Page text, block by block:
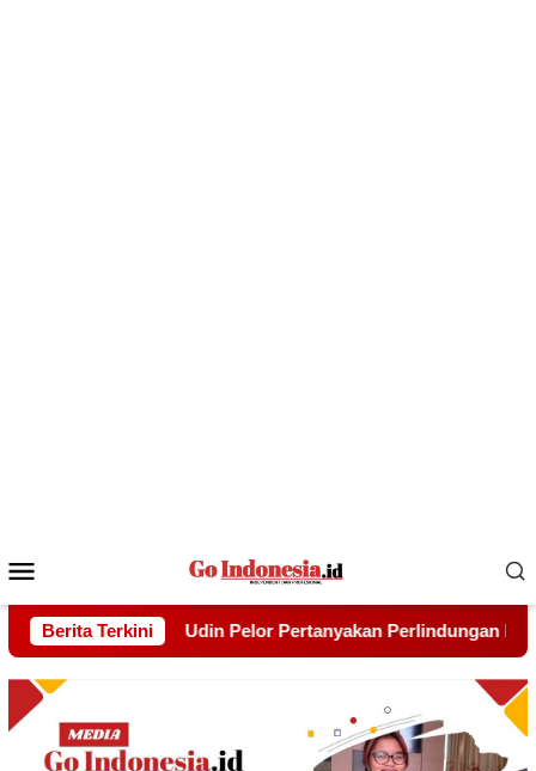
Mobile
Berita Terkini
Perlindungan Hak Warga yang Lebih Dulu Bermukim Di Balik